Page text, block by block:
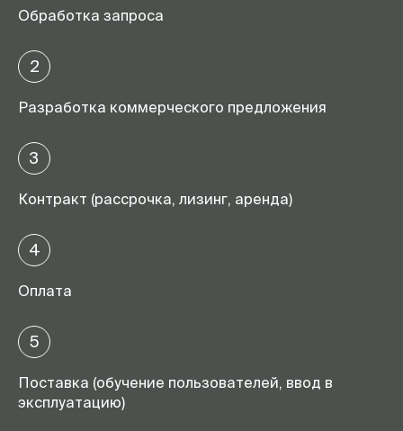
Обработка запроса
2
Разработка коммерческого предложения
3
Контракт (рассрочка, лизинг, аренда)
4
Оплата
5
Поставка (обучение пользователей, ввод в
эксплуатацию)